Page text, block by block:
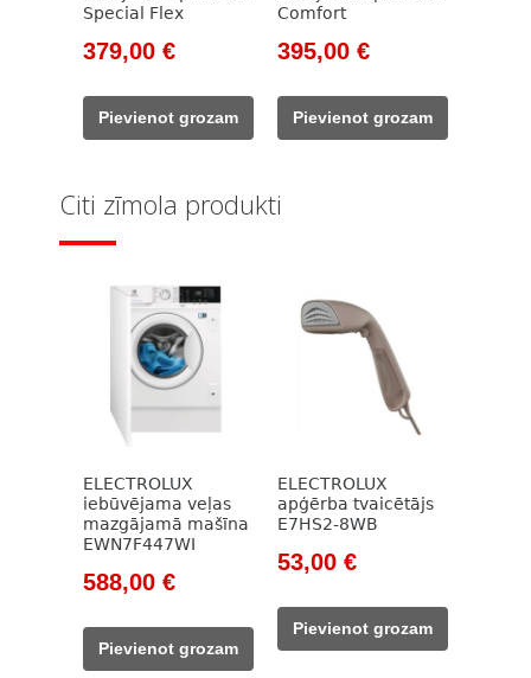
Special Flex
Original
was:
449,00 €.
379,00 €Current
379,00 €.
Pievienot grozam
Comfort
Original
was:
469,00 €.
395,00 €Current
395,00 €.
Pievienot grozam
Citi zīmola produkti
ELECTROLUX
iebūvējama veļas
mazgājamā mašīna
EWN7F447WI
Original
was:
824,00 €.
588,00 €Current
588,00 €.
Pievienot grozam
ELECTROLUX
apģērba tvaicētājs
E7HS2-8WB
Original
was:
76,00 €.
53,00 €Current
Pievienot grozam